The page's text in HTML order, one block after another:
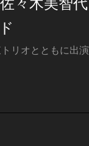
リオとともに出演